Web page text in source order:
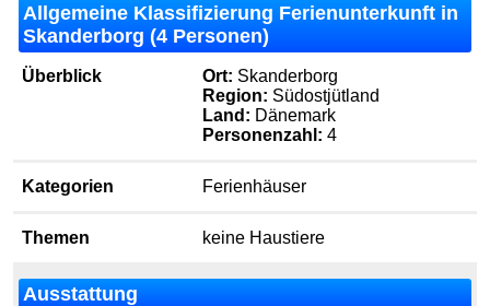
Allgemeine Klassifizierung Ferienunterkunft in
Skanderborg (4 Personen)
Überblick Ort: Skanderborg
Region: Südostjütland
Land: Dänemark
Personenzahl: 4
Kategorien Ferienhäuser
Themen keine Haustiere
Ausstattung